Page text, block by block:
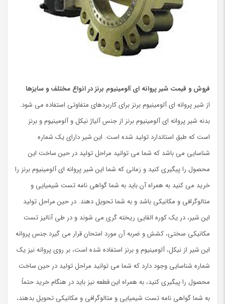
فروش و قیمت شیر پروانه ای آلومینیوم برنز در انواع مختلف و سایزها
از شیر پروانه ای آلومینیوم برنز برای کاربردهای متفاوتی استفاده می شود.
بدنه شیر پروانه ای آلومینیوم برنز از جنس آلیاژ نیکل و آلومینیوم و برنز
است که طبق استاندارد تولید شده است. این شیر دارای یک شماره
شناسایی می باشد که شما می توانید مراحل تولید در حین ساخت این
محصول را پیگیری کنید و زمانی که شما این شیر پروانه ای آلومینیوم برنز را
خرید می کنید به همراه آن باید به شما گواهی نامه تست شیمیایی و
متالوگرافی و مکانیکی باشد و به شما تحویل دهند. در حین مراحل تولید
این شیر، در یک کوره القایی ریخته گری می شوند و در طی آنالیز تست
مکانیکی سختی، کشش و ضربه آن مورد امتحان قرار می گیرد.جنس پروانه
این شیر از نیکل، آلومینیوم و برنز استفاده شده است، بر روی پروانه نیز یک
شماره شناسایی وجود دارد که شما می توانید مراحل تولید در حین ساخت
محصول را پیگیری کنید، به همراه این قطعه نیز باید در هنگام خرید حتماً
به شما گواهی نامه تست شیمیایی و متالوگرافی و مکانیکی تحویل بدهند،